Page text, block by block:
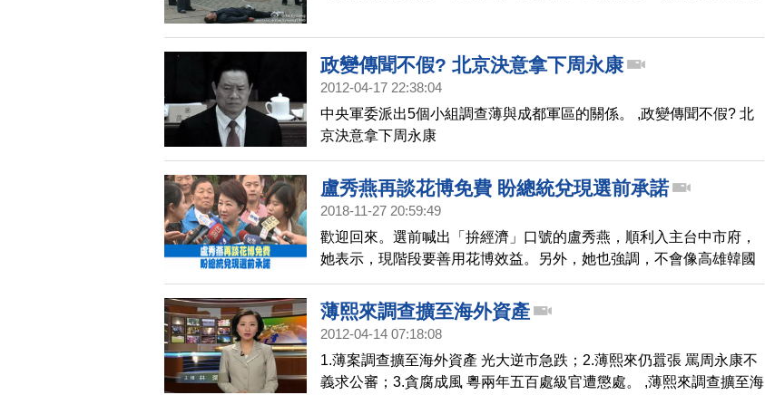
政變傳聞不假? 北京決意拿下周永康
2012-04-17 22:38:04
中央軍委派出5個小組調查薄與成都軍區的關係。 ,政變傳聞不假? 北
京決意拿下周永康
盧秀燕再談花博免費 盼總統兌現選前承諾
2018-11-27 20:59:49
歡迎回來。選前喊出「拚經濟」口號的盧秀燕，順利入主台中市府，
她表示，現階段要善用花博效益。另外，她也強調，不會像高雄韓國
瑜一樣，常設兩岸工作小組，她說，雖然中國市場很重要，但台中也
有很多產品，銷往日本和東南亞，為了節省經費，她傾向於臨時任務
編組，達成階段性任務就解編。
薄熙來調查擴至海外資產
2012-04-14 07:18:08
1.薄案調查擴至海外資產 光大逆市急跌；2.薄熙來仍囂張 罵周永康不
義求公審；3.貪腐成風 粵兩年五百處級官遭懲處。 ,薄熙來調查擴至海